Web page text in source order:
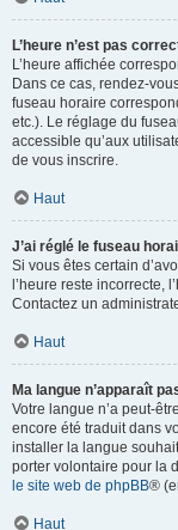
L’heure n’est pas
L’heure affichée
Dans ce cas, rendez-
fuseau horaire
etc.). Le réglage du
accessible qu’aux
de vous inscrire.
Haut
J’ai réglé le fuseau
Si vous êtes certain
l’heure reste incorrecte,
Contactez un
Haut
Ma langue n’apparaît
Votre langue n’a peut-
encore été traduit dans
installer la langue
porter volontaire pour la
le site web de phpBB®
Haut